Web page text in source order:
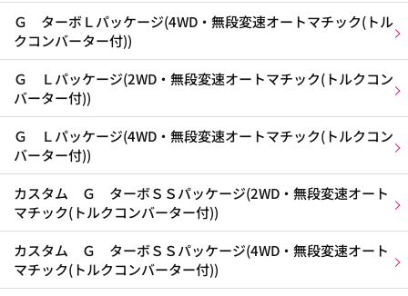
Ｇ ターボＬパッケージ(4WD・無段変速オートマチック(トル
クコンバーター付))
Ｇ Ｌパッケージ(2WD・無段変速オートマチック(トルクコン
バーター付))
Ｇ Ｌパッケージ(4WD・無段変速オートマチック(トルクコン
バーター付))
カスタム Ｇ ターボＳＳパッケージ(2WD・無段変速オート
マチック(トルクコンバーター付))
カスタム Ｇ ターボＳＳパッケージ(4WD・無段変速オート
マチック(トルクコンバーター付))